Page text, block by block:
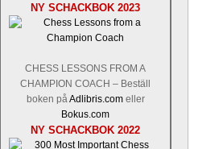
NY SCHACKBOK 2023
CHESS LESSONS FROM A
CHAMPION COACH – Beställ
boken påAdlibris.comeller
Bokus.com
NY SCHACKBOK 2022